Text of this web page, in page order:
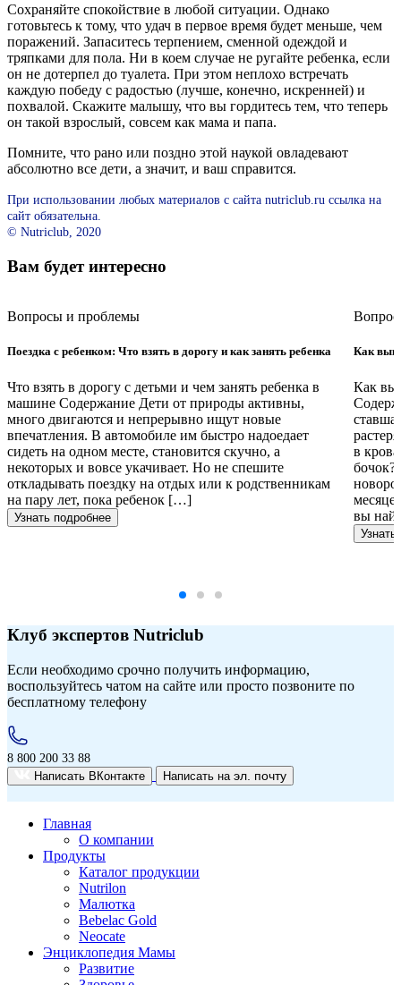
Сохраняйте спокойствие в любой ситуации. Однако
готовьтесь к тому, что удач в первое время будет меньше, чем
поражений. Запаситесь терпением, сменной одеждой и
тряпками для пола. Ни в коем случае не ругайте ребенка, если
он не дотерпел до туалета. При этом неплохо встречать
каждую победу с радостью (лучше, конечно, искренней) и
похвалой. Скажите малышу, что вы гордитесь тем, что теперь
он такой взрослый, совсем как мама и папа.
Помните, что рано или поздно этой наукой овладевают
абсолютно все дети, а значит, и ваш справится.
При использовании любых материалов с сайта nutriclub.ru ссылка на
сайт обязательна.
© Nutriclub, 2020
Вам будет интересно
Вопросы и проблемы
Поездка с ребенком: Что взять в дорогу и как занять ребенка
Что взять в дорогу с детьми и чем занять ребенка в
машине Содержание Дети от природы активны,
много двигаются и непрерывно ищут новые
впечатления. В автомобиле им быстро надоедает
сидеть на одном месте, становится скучно, а
некоторых и вовсе укачивает. Но не спешите
откладывать поездку на отдых или к родственникам
на пару лет, пока ребенок […]
Узнать подробнее
Как
Как
в
бочок?
вы
Узнать
Клуб экспертов Nutriclub
Если необходимо срочно получить информацию,
воспользуйтесь чатом на сайте или просто позвоните по
бесплатному телефону
8 800 200 33 88
Написать ВКонтакте
Написать на эл. почту
Главная
О компании
Продукты
Каталог продукции
Nutrilon
Малютка
Bebelac Gold
Neocate
Энциклопедия Мамы
Развитие